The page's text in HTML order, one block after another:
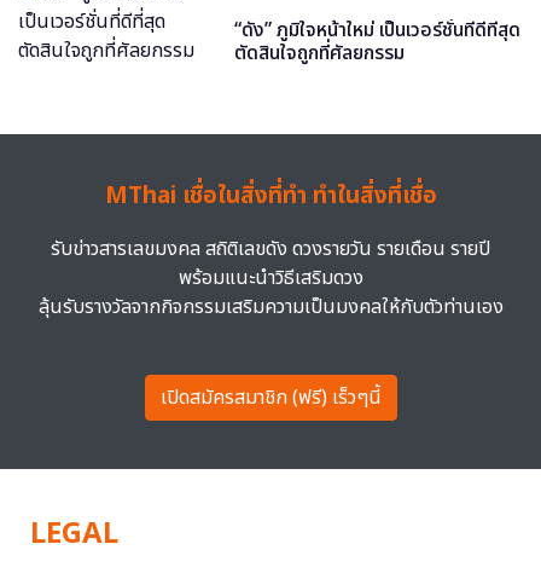
“ดัง” ภูมิใจหน้าใหม่ เป็นเวอร์ชั่นที่ดีที่สุด
ตัดสินใจถูกที่ศัลยกรรม
MThai เชื่อในสิ่งที่ทำ ทำในสิ่งที่เชื่อ
รับข่าวสารเลขมงคล สถิติเลขดัง ดวงรายวัน รายเดือน รายปี
พร้อมแนะนำวิธีเสริมดวง
ลุ้นรับรางวัลจากกิจกรรมเสริมความเป็นมงคลให้กับตัวท่านเอง
เปิดสมัครสมาชิก (ฟรี) เร็วๆนี้
LEGAL